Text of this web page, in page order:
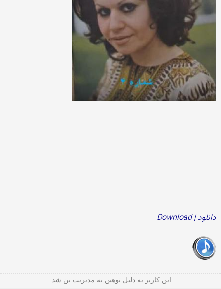
دانلود | Download
این کاربر به دلیل توهین به مدیریت بن شد.